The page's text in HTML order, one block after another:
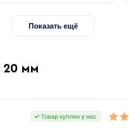
Показать ещё
20 мм
Товар куплен у нас